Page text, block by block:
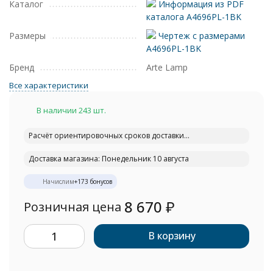
Каталог
Информация из PDF
каталога A4696PL-1BK
Размеры
Чертеж с размерами
A4696PL-1BK
Бренд
Arte Lamp
Все характеристики
В наличии 243 шт.
Расчёт ориентировочных сроков доставки...
Доставка магазина: Понедельник 10 августа
Начислим+173 бонусов
Розничная цена 8 670 ₽
В корзину